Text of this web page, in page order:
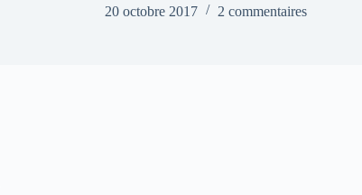
20 octobre 2017
2 commentaires